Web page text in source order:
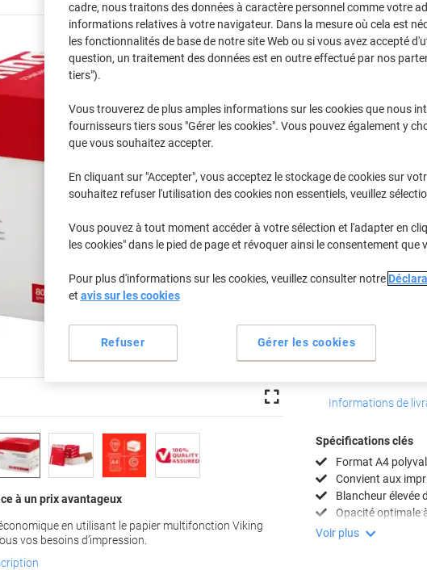
à un prix avantageux
en utilisant le papier multifonction Viking
vos besoins d’impression.
Achetez Plus, Dépensez
€16,95 À
€19,83 TVA incl.
Quantité TVA
1Boîte
4-7Boîtes
8-47 Boîtes
Quantité
Ajouter à une liste
Informations de
Spécifications clés
Format A4
Convient aux
Blancheur élevée
Opacité optimale
Voir plus
cadre, nous traitons des données à caractère personnel comme votre
informations relatives à votre navigateur. Dans la mesure où cela est
les fonctionnalités de base de notre site Web ou si vous avez accepté
question, un traitement des données est en outre effectué par nos
tiers").
Vous trouverez de plus amples informations sur les cookies que nous
fournisseurs tiers sous "Gérer les cookies". Vous pouvez également y
que vous souhaitez accepter.
En cliquant sur "Accepter", vous acceptez le stockage de cookies sur
souhaitez refuser l'utilisation des cookies non essentiels, veuillez
Vous pouvez à tout moment accéder à votre sélection et l'adapter en
les cookies" dans le pied de page et révoquer ainsi le consentement que
Pour plus d'informations sur les cookies, veuillez consulter notre
et avis sur les cookies
Gérer les cookies
Refuser